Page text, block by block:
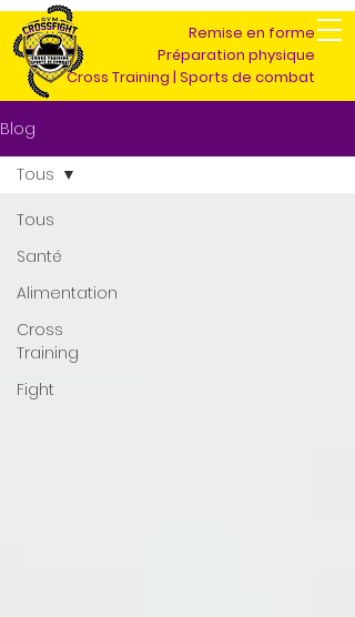
Remise en forme
Préparation physique
Cross Training | Sports de combat
Blog
Tous
Santé
Alimentation
Cross
Training
Fight
Tous